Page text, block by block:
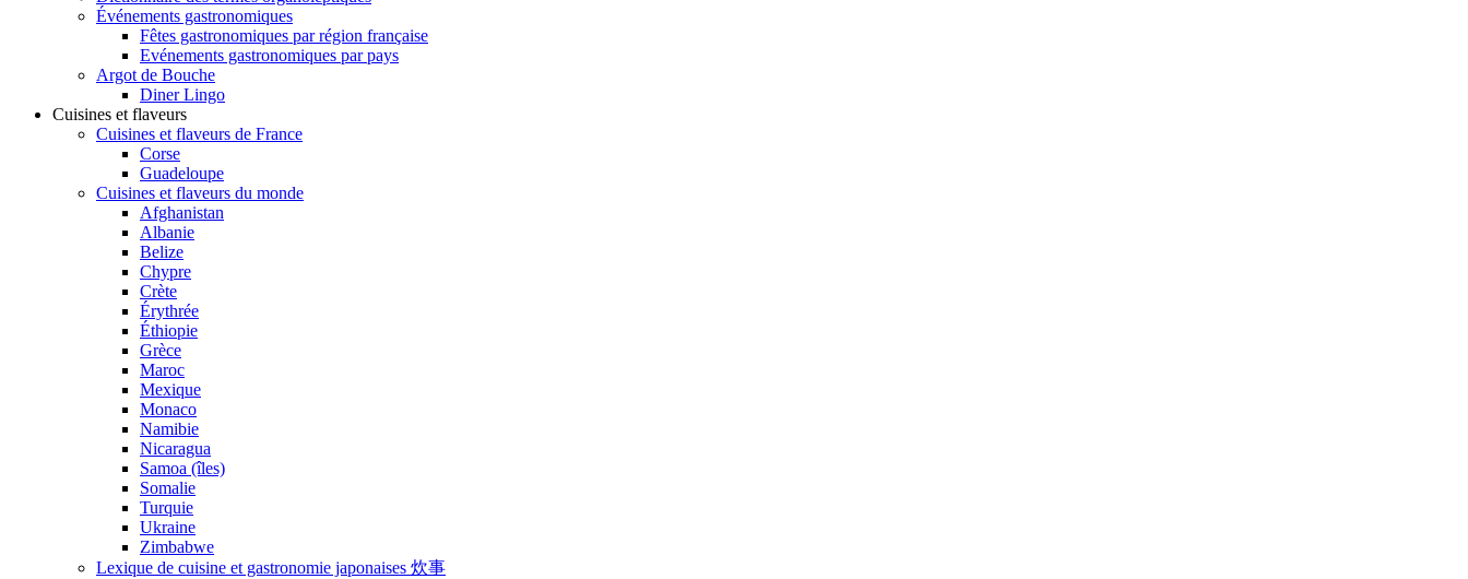
Événements gastronomiques
Fêtes gastronomiques par région française
Evénements gastronomiques par pays
Argot de Bouche
Diner Lingo
Cuisines et flaveurs
Cuisines et flaveurs de France
Corse
Guadeloupe
Cuisines et flaveurs du monde
Afghanistan
Albanie
Belize
Chypre
Crète
Érythrée
Éthiopie
Grèce
Maroc
Mexique
Monaco
Namibie
Nicaragua
Samoa (îles)
Somalie
Turquie
Ukraine
Zimbabwe
Lexique de cuisine et gastronomie japonaises 炊事